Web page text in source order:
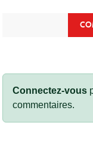
Connectez-vous
commentaires.